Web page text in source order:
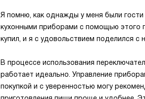
Я помню, как однажды у меня были гости
кухонными приборами с помощью этого
купил, и я с удовольствием поделился с
В процессе использования
работает идеально. Управление
покупкой и с уверенностью могу